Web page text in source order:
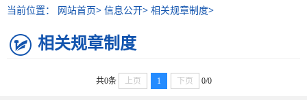
当前位置： 网站首页> 信息公开> 相关规章制度>
相关规章制度
共0条 上页 1 下页 0/0